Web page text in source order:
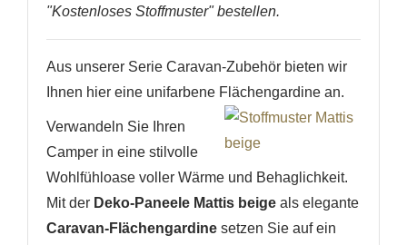
"Kostenloses Stoffmuster" bestellen.
Aus unserer Serie Caravan-Zubehör bieten wir
Ihnen hier eine unifarbene Flächengardine an.
Verwandeln Sie Ihren
Camper in eine stilvolle
Wohlfühloase voller Wärme und Behaglichkeit.
Mit der Deko-Paneele Mattis beige als elegante
Caravan-Flächengardine setzen Sie auf ein